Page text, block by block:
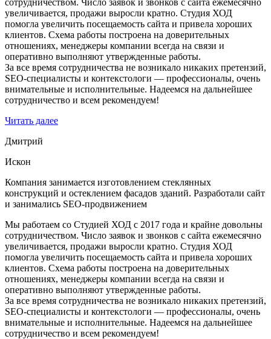
увеличивается, продажи выросли кратно. Студия ХОД
помогла увеличить посещаемость сайта и привела хороших
клиентов. Схема работы построена на доверительных
отношениях, менеджеры компании всегда на связи и
оперативно выполняют утвержденные работы.
За все время сотрудничества не возникало никаких претензий,
SEO-специалисты и контекстологи — профессионалы, очень
внимательные и исполнительные. Надеемся на дальнейшее
сотрудничество и всем рекомендуем!
Читать далее
Дмитрий
Искон
Компания занимается изготовлением стеклянных
конструкций и остеклением фасадов зданий. Разработали сайт
и занимались SEO-продвижением
Мы работаем со Студией ХОД с 2017 года и крайне довольны
сотрудничеством. Число заявок и звонков с сайта ежемесячно
увеличивается, продажи выросли кратно. Студия ХОД
помогла увеличить посещаемость сайта и привела хороших
клиентов. Схема работы построена на доверительных
отношениях, менеджеры компании всегда на связи и
оперативно выполняют утвержденные работы.
За все время сотрудничества не возникало никаких претензий,
SEO-специалисты и контекстологи — профессионалы, очень
внимательные и исполнительные. Надеемся на дальнейшее
сотрудничество и всем рекомендуем!